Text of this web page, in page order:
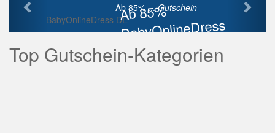
Ab 85%
BabyOnlineDress
Rabatt
Ab 85% ...Gutschein
BabyOnlineDress DE
Top Gutschein-Kategorien